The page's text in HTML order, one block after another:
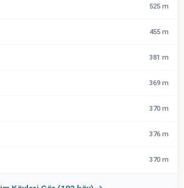
525 m
455 m
381 m
369 m
370 m
376 m
370 m